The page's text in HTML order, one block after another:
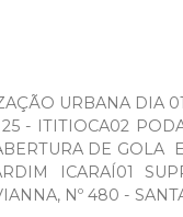
URBANA DIA
- ITITIOCA02
DE GOLA
ICARAÍ01
Nº 480 -